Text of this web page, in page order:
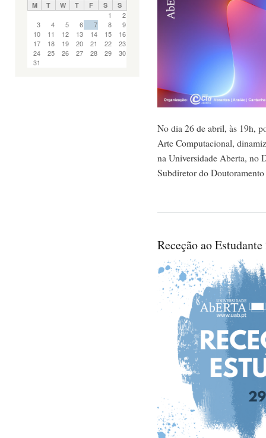
M T W T F S S
1
2
3
4 5 6 7 8
9
10
11 12 13 14 15
16
17
18 19 20 21 22
23
24
25 26 27 28 29
30
31
No dia 26 de abril, às 19h,
Arte Computacional,
na Universidade Aberta, no
Subdiretor do
Receção ao